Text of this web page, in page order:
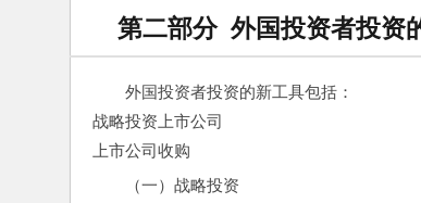
第二部分 外国投资者投资
外国投资者投资的新工具包括：
战略投资上市公司
上市公司收购
（一）战略投资